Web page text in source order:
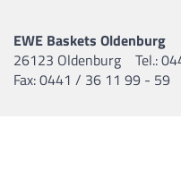
EWE Baskets Oldenburg
26123 Oldenburg
Tel.:
Fax: 0441 / 36 11 99 - 59